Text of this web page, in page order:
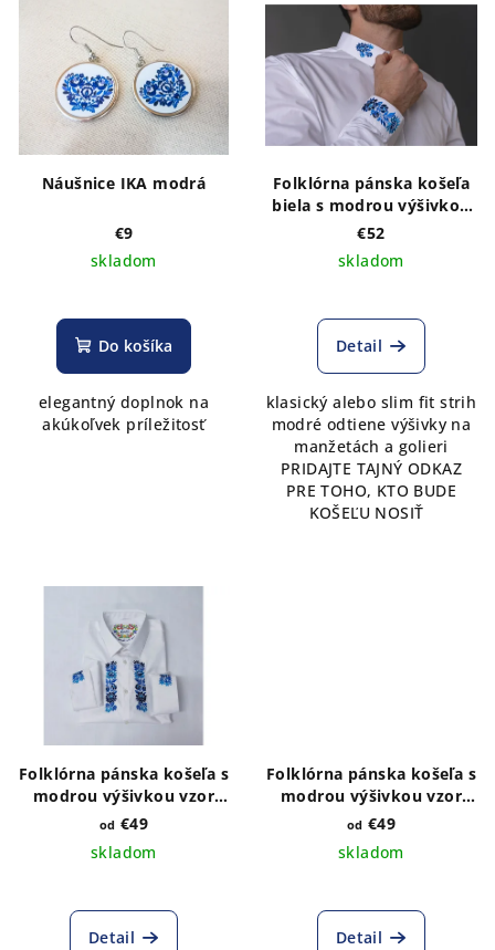
Náušnice IKA modrá
€9
skladom
Do košíka
elegantný doplnok na
akúkoľvek príležitosť
Folklórna pánska košeľa
biela s modrou výšivkou
vzor Kristián2
€52
skladom
hodnotenie
produktu
z
5
hviezdičiek.
Detail
klasický alebo slim fit strih
modré odtiene výšivky na
manžetách a golieri
PRIDAJTE TAJNÝ ODKAZ
PRE TOHO, KTO BUDE
KOŠEĽU NOSIŤ
Folklórna pánska košeľa s
modrou výšivkou vzor
Kristián
od €49
skladom
hodnotenie
produktu
Detail
Folklórna pánska košeľa s
modrou výšivkou vzor
Kristián golier a manžety
od €49
skladom
Detail